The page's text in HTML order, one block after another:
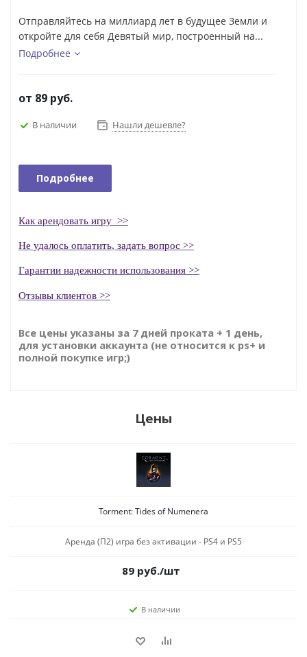
Отправляйтесь на миллиард лет в будущее Земли и
откройте для себя Девятый мир, построенный на...
Подробнее
от 89 руб.
В наличии Нашли дешевле?
Подробнее
Как арендовать игру >>
Не удалось оплатить, задать вопрос >>
Гарантии надежности использования >>
Отзывы клиентов >>
Все цены указаны за 7 дней проката + 1 день,
для установки аккаунта (не относится к ps+ и
полной покупке игр;)
Цены
Torment: Tides of Numenera
Аренда (П2) игра без активации - PS4 и PS5
89 руб./шт
В наличии